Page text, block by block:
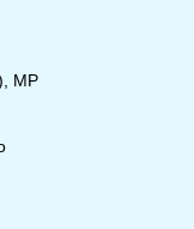
MP